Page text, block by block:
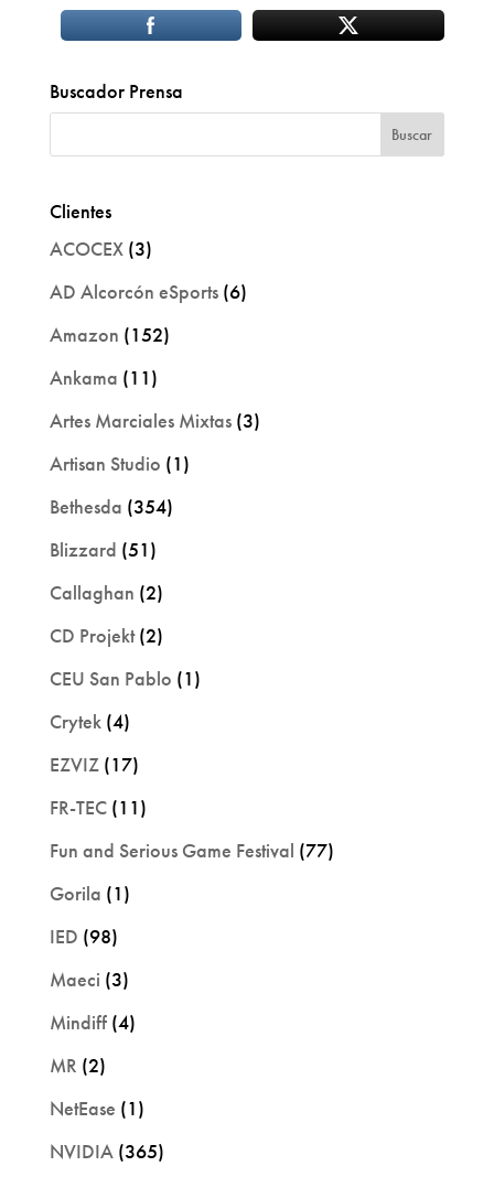
Buscador Prensa
Clientes
ACOCEX(3)
AD Alcorcón eSports(6)
Amazon (152)
Ankama (11)
Artes Marciales Mixtas(3)
Artisan Studio (1)
Bethesda (354)
Blizzard (51)
Callaghan (2)
CD Projekt(2)
CEU San Pablo (1)
Crytek(4)
EZVIZ(17)
FR-TEC(11)
Fun and Serious Game Festival (77)
Gorila (1)
IED (98)
Maeci (3)
Mindiff(4)
MR (2)
NetEase (1)
NVIDIA(365)